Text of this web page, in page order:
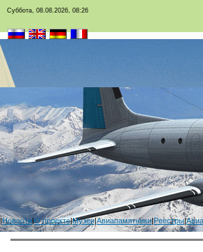
Суббота, 08.08.2026, 08:26
|Новости|О проекте|Музеи|Авиапамятники|Реестры|